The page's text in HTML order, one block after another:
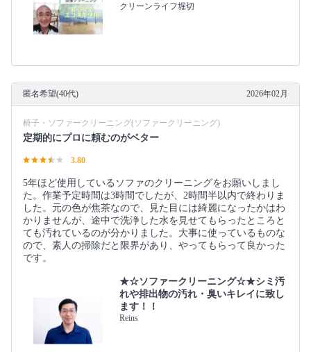
クリーンライフ堀切
匿名希望(40代) 2026年02月
椅子・ソファークリーニング(ソファークリーニング)
定期的にプロに頼むのがベター
3.80
5年ほど使用しているソファのクリーニングをお願いしまし
た。作業予定時間は3時間でしたが、2時間半以内で終わりま
した。元の色が焦茶なので、見た目には綺麗になったかはわ
かりませんが、途中で洗浄した水を見せてもらったところと
ても汚れているのが分かりました。大事に使っているものな
ので、素人の掃除だと限界があり、やってもらって良かった
です。
★☆ソファークリーニング☆★シミ汚
れや排出物の汚れ・臭いキレイに致し
ます！！
Reins